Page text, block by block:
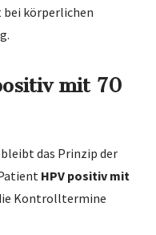
körperlichen
mit 70
das Prinzip der
HPV positiv mit
Kontrolltermine